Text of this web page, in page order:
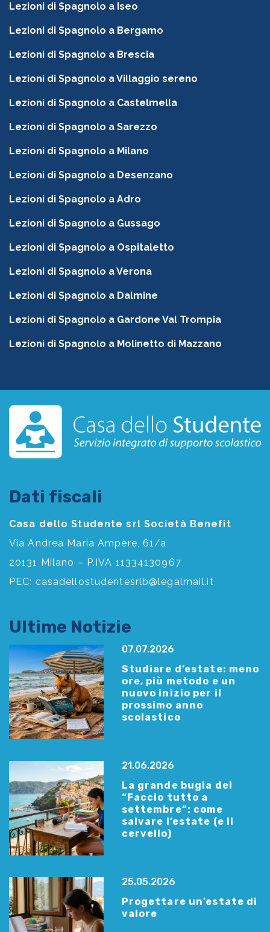
Lezioni di Spagnolo a Iseo
Lezioni di Spagnolo a Bergamo
Lezioni di Spagnolo a Brescia
Lezioni di Spagnolo a Villaggio sereno
Lezioni di Spagnolo a Castelmella
Lezioni di Spagnolo a Sarezzo
Lezioni di Spagnolo a Milano
Lezioni di Spagnolo a Desenzano
Lezioni di Spagnolo a Adro
Lezioni di Spagnolo a Gussago
Lezioni di Spagnolo a Ospitaletto
Lezioni di Spagnolo a Verona
Lezioni di Spagnolo a Dalmine
Lezioni di Spagnolo a Gardone Val Trompia
Lezioni di Spagnolo a Molinetto di Mazzano
Dati fiscali
Casa dello Studente srl Società Benefit
Via Andrea Maria Ampère, 61/a
20131 Milano – P.IVA 11334130967
PEC: casadellostudentesrlb@legalmail.it
Ultime Notizie
07.07.2026
Studiare d’estate: meno
ore, più metodo e un
nuovo inizio per il
prossimo anno
scolastico
21.06.2026
La grande bugia del
“Faccio tutto a
settembre”: come
salvare l’estate (e il
cervello)
25.05.2026
Progettare un’estate di
valore